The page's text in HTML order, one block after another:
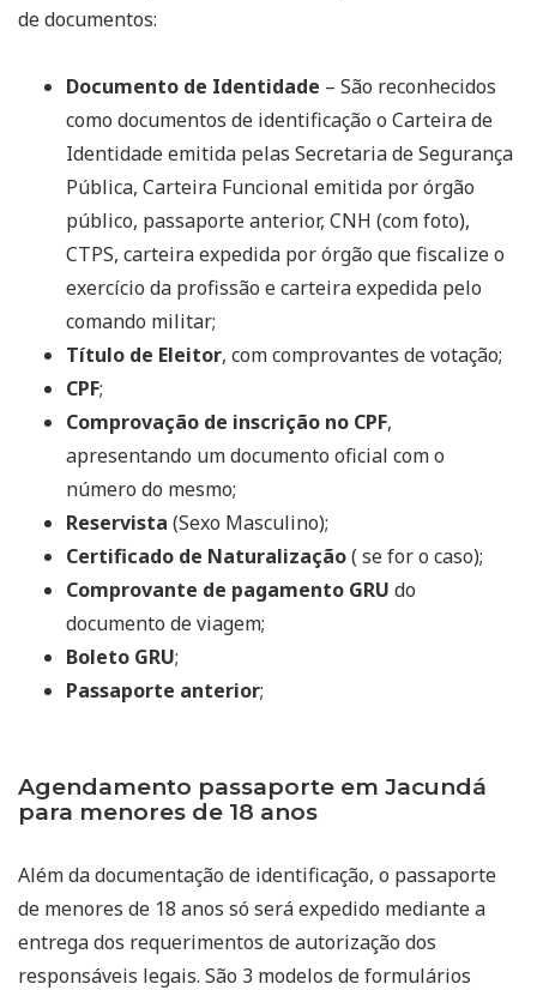
de documentos:
Documento de Identidade – São reconhecidos
como documentos de identificação o Carteira de
Identidade emitida pelas Secretaria de Segurança
Pública, Carteira Funcional emitida por órgão
público, passaporte anterior, CNH (com foto),
CTPS, carteira expedida por órgão que fiscalize o
exercício da profissão e carteira expedida pelo
comando militar;
Título de Eleitor, com comprovantes de votação;
CPF;
Comprovação de inscrição no CPF,
apresentando um documento oficial com o
número do mesmo;
Reservista (Sexo Masculino);
Certificado de Naturalização( se for o caso);
Comprovante de pagamento GRU do
documento de viagem;
Boleto GRU;
Passaporte anterior;
Agendamento passaporte em Jacundá
para menores de 18 anos
Além da documentação de identificação, o passaporte
de menores de 18 anos só será expedido mediante a
entrega dos requerimentos de autorização dos
responsáveis legais. São 3 modelos de formulários